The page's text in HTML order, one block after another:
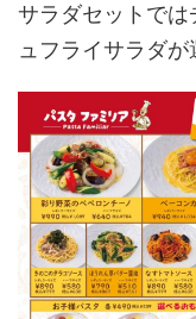
サラダセットで
ュフライサラダ